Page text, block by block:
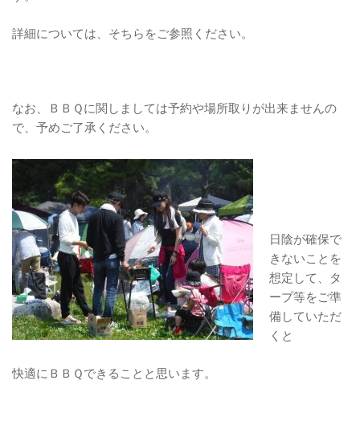
詳細については、そちらをご参照ください。
なお、ＢＢＱに関しましては予約や場所取りが出来ませんの
で、予めご了承ください。
日陰が確保で
きないことを
想定して、タ
ープ等をご準
備していただ
くと
快適にＢＢＱできることと思います。